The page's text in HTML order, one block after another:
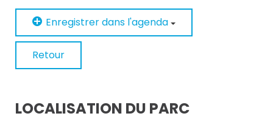
Enregistrer dans l'agenda
Retour
LOCALISATION DU PARC